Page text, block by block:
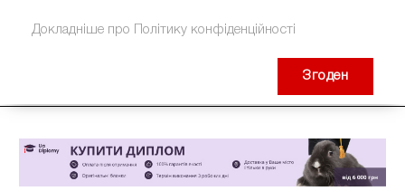
Докладніше про Політику конфіденційності
Згоден